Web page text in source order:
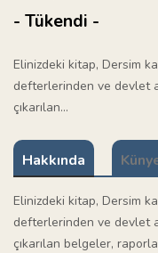
- Tükendi -
Elinizdeki kitap, Dersim
defterlerinden ve devlet
çıkarılan...
Hakkında
Elinizdeki kitap, Dersim
defterlerinden ve devlet
çıkarılan belgeler,